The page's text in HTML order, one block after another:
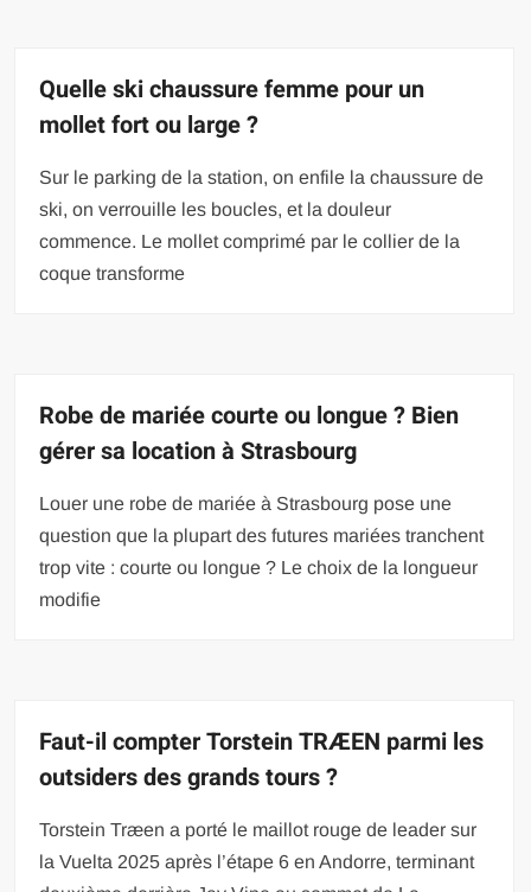
Quelle ski chaussure femme pour un
mollet fort ou large ?
Sur le parking de la station, on enfile la chaussure de
ski, on verrouille les boucles, et la douleur
commence. Le mollet comprimé par le collier de la
coque transforme
Robe de mariée courte ou longue ? Bien
gérer sa location à Strasbourg
Louer une robe de mariée à Strasbourg pose une
question que la plupart des futures mariées tranchent
trop vite : courte ou longue ? Le choix de la longueur
modifie
Faut-il compter Torstein TRÆEN parmi les
outsiders des grands tours ?
Torstein Træen a porté le maillot rouge de leader sur
la Vuelta 2025 après l’étape 6 en Andorre, terminant